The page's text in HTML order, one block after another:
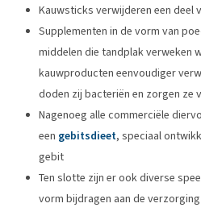
Kauwsticks verwijderen een deel
Supplementen in de vorm van
middelen die tandplak verweken
kauwproducten eenvoudiger
doden zij bacteriën en zorgen ze
Nagenoeg alle commerciële
een gebitsdieet, speciaal
gebit
Ten slotte zijn er ook diverse
vorm bijdragen aan de